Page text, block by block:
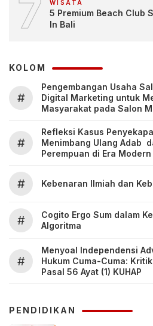
7 WISATA
5 Premium Beach Club
In Bali
KOLOM
#
Pengembangan Usaha
Digital Marketing untuk
Masyarakat pada Salon
#
Refleksi Kasus
Menimbang Ulang Adab
Perempuan di Era Modern
# Kebenaran Ilmiah dan
#
Cogito Ergo Sum dalam
Algoritma
#
Menyoal Independensi
Hukum Cuma-Cuma:
Pasal 56 Ayat (1) KUHAP
PENDIDIKAN